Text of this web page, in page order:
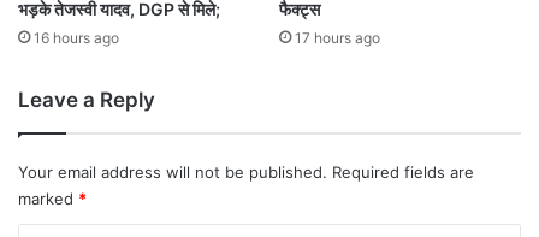
टू
टा
ल
हो
नी
य
ति
भड़के तेजस्वी यादव, DGP से मिले;
16 hours ago
फैक्ट्स
17 hours ago
Leave a Reply
Your email address will not be published. Required fields are
marked *